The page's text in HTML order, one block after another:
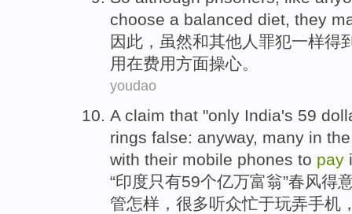
choose a balanced diet, they
因此 ， 虽然和其他人 罪犯一样得
用在费用方面操心。
youdao
A claim that "only India's 59
rings false: anyway, many in
with their mobile phones to pay
“印度只有59个亿万富翁”春风得
管怎样 ， 很多听众忙于玩弄手机